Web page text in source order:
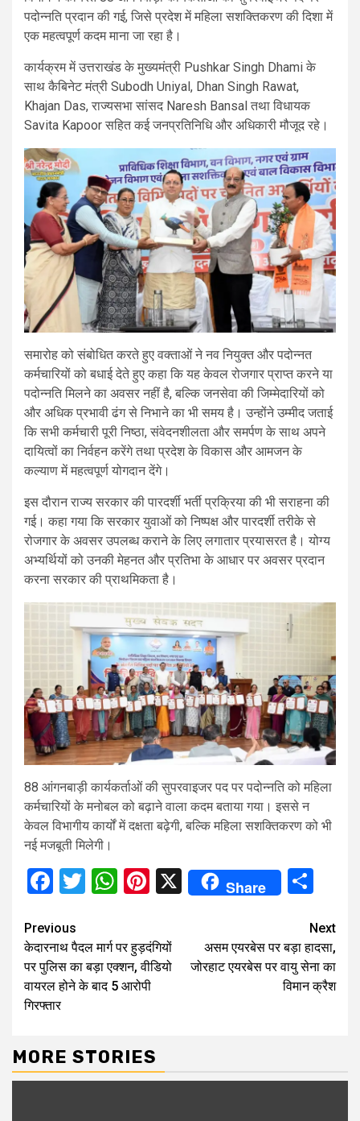
पदोन्नति प्रदान की गई, जिसे प्रदेश में महिला सशक्तिकरण की दिशा में
एक महत्वपूर्ण कदम माना जा रहा है।
कार्यक्रम में उत्तराखंड के मुख्यमंत्री Pushkar Singh Dhami के
साथ कैबिनेट मंत्री Subodh Uniyal, Dhan Singh Rawat,
Khajan Das, राज्यसभा सांसद Naresh Bansal तथा विधायक
Savita Kapoor सहित कई जनप्रतिनिधि और अधिकारी मौजूद रहे।
समारोह को संबोधित करते हुए वक्ताओं ने नव नियुक्त और पदोन्नत
कर्मचारियों को बधाई देते हुए कहा कि यह केवल रोजगार प्राप्त करने या
पदोन्नति मिलने का अवसर नहीं है, बल्कि जनसेवा की जिम्मेदारियों को
और अधिक प्रभावी ढंग से निभाने का भी समय है। उन्होंने उम्मीद जताई
कि सभी कर्मचारी पूरी निष्ठा, संवेदनशीलता और समर्पण के साथ अपने
दायित्वों का निर्वहन करेंगे तथा प्रदेश के विकास और आमजन के
कल्याण में महत्वपूर्ण योगदान देंगे।
इस दौरान राज्य सरकार की पारदर्शी भर्ती प्रक्रिया की भी सराहना की
गई। कहा गया कि सरकार युवाओं को निष्पक्ष और पारदर्शी तरीके से
रोजगार के अवसर उपलब्ध कराने के लिए लगातार प्रयासरत है। योग्य
अभ्यर्थियों को उनकी मेहनत और प्रतिभा के आधार पर अवसर प्रदान
करना सरकार की प्राथमिकता है।
88 आंगनबाड़ी कार्यकर्ताओं की सुपरवाइजर पद पर पदोन्नति को महिला
कर्मचारियों के मनोबल को बढ़ाने वाला कदम बताया गया। इससे न
केवल विभागीय कार्यों में दक्षता बढ़ेगी, बल्कि महिला सशक्तिकरण को भी
नई मजबूती मिलेगी।
Facebook
Twitter
WhatsApp
Pinterest
X Share
Continue
Reading
Previous
केदारनाथ पैदल मार्ग पर हुड़दंगियों
पर पुलिस का बड़ा एक्शन, वीडियो
वायरल होने के बाद 5 आरोपी
गिरफ्तार
Next
असम एयरबेस पर बड़ा हादसा,
जोरहाट एयरबेस पर वायु सेना का
विमान क्रैश
MORE STORIES